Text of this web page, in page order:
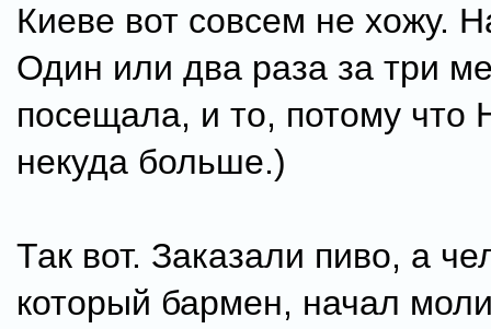
Киеве вот совсем не хожу.
Один или два раза за три
посещала, и то, потому
некуда больше.)
Так вот. Заказали пиво, а
который бармен, начал